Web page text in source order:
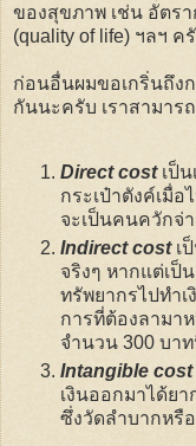
ของสุขภาพ เช่น อัตร
(quality of life) ฯลฯ ค
ก่อนอื่นผมขอเกริ่นถึง
กันนะครับ เราสามาร
Direct costเป็น
กระเป๋าตังค์เมื่
จะเป็นคนควักจ่
Indirect costเ
จริงๆ หากแต่เป็
ทรัพยากรไปทำ
การที่ต้องลามา
จำนวน 300 บาท
Intangible cost
เงินออกมาได้ย
ซึ่งวัดลำบากหรื